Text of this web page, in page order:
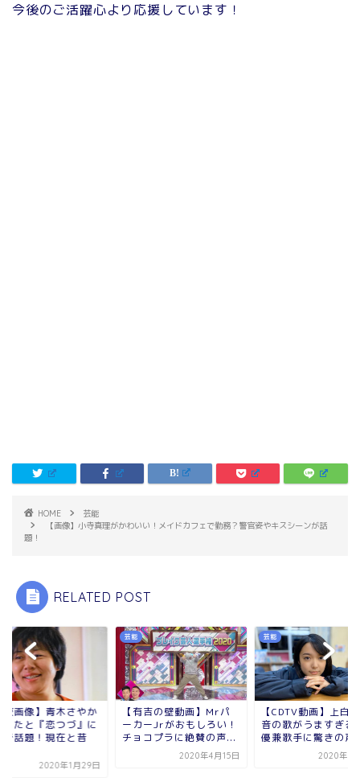
今後のご活躍心より応援しています！
HOME
芸能
【画像】小寺真理がかわいい！メイドカフェで勤務？警官姿やキスシーンが話
題！
RELATED POST
較画像】青木さやか
ったと『恋つづ』に
で話題！現在と昔
2020年1月29日
芸能
【有吉の壁動画】Mrパ
ーカーJrがおもしろい！
チョコプラに絶賛の声...
2020年4月15日
芸能
【CDTV動画】上白
音の歌がうますぎる
優兼歌手に驚きの声
2020年3